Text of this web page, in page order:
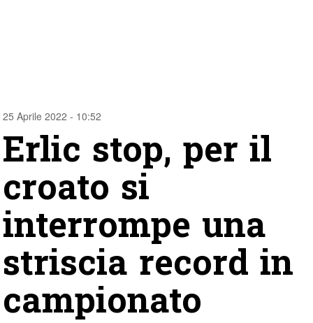
25 Aprile 2022 - 10:52
Erlic stop, per il
croato si
interrompe una
striscia record in
campionato